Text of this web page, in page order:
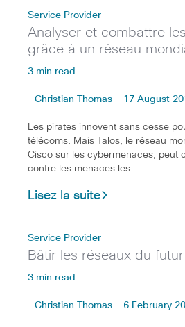
Service Provider
Analyser et combattre
grâce à un réseau
3 min read
Christian Thomas - 17 August
Les pirates innovent sans cesse
télécoms. Mais Talos, le réseau
Cisco sur les cybermenaces, peut
contre les menaces les
Lisez la suite
Service Provider
Bâtir les réseaux du futur
3 min read
Christian Thomas - 6 February